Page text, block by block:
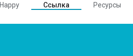
Happy Ссылка
Ресурсы